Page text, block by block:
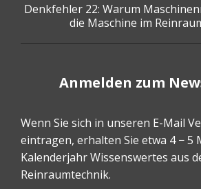
Denkfehler 22: Warum
die Maschine im
Anmelden zum
Wenn Sie sich in unseren E-Mail
eintragen, erhalten Sie etwa 4 − 5
Kalenderjahr Wissenswertes aus
Reinraumtechnik.